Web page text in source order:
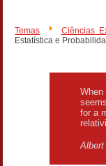
Temas Ciências
Estatística e
for a